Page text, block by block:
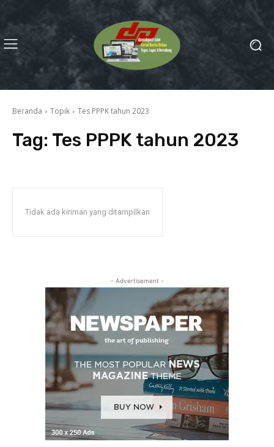
Beranda Topik Tes PPPK tahun 2023
Tag: Tes PPPK tahun 2023
Tidak ada kiriman yang ditampilkan
- Advertisement -